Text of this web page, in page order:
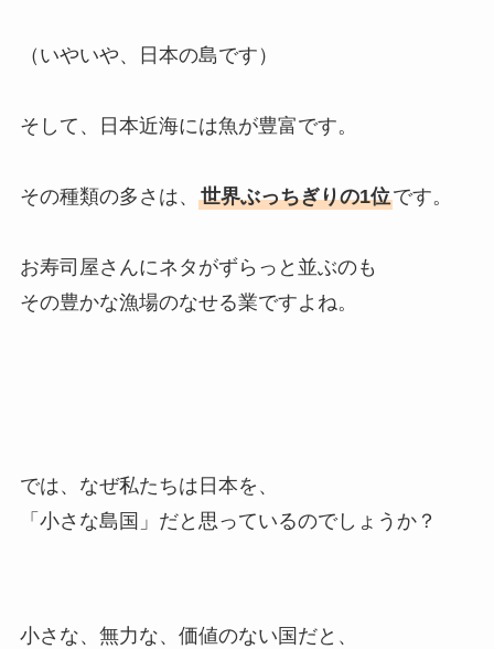
（いやいや、日本の島です）
そして、日本近海には魚が豊富です。
その種類の多さは、 世界ぶっちぎりの1位です。
お寿司屋さんにネタがずらっと並ぶのも
その豊かな漁場のなせる業ですよね。
では、なぜ私たちは日本を、
「小さな島国」だと思っているのでしょうか？
小さな、無力な、価値のない国だと、